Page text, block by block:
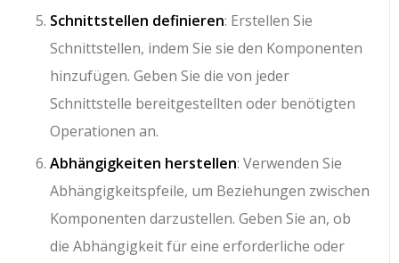
Schnittstellen definieren: Erstellen Sie
Schnittstellen, indem Sie sie den Komponenten
hinzufügen. Geben Sie die von jeder
Schnittstelle bereitgestellten oder benötigten
Operationen an.
Abhängigkeiten herstellen: Verwenden Sie
Abhängigkeitspfeile, um Beziehungen zwischen
Komponenten darzustellen. Geben Sie an, ob
die Abhängigkeit für eine erforderliche oder